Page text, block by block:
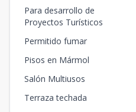
Para desarrollo de
Proyectos Turísticos
Permitido fumar
Pisos en Mármol
Salón Multiusos
Terraza techada